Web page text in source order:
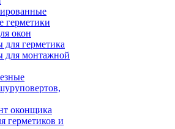
герметики
окон
для герметика
для монтажной
оконщика
герметиков и